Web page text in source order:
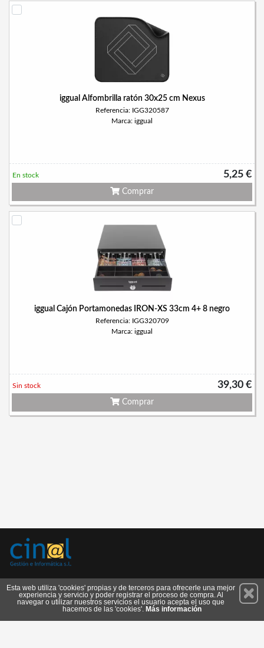
iggual Alfombrilla ratón 30x25 cm Nexus
Referencia: IGG320587
Marca: iggual
5,25 €
En stock
Comprar
iggual Cajón Portamonedas IRON-XS 33cm 4+ 8 negro
Referencia: IGG320709
Marca: iggual
39,30 €
Sin stock
Comprar
Suscríbete
Esta web utiliza 'cookies' propias y de terceros para ofrecerle una mejor
experiencia y servicio y poder registrar el proceso de compra. Al
navegar o utilizar nuestros servicios el usuario acepta el uso que
hacemos de las 'cookies'. Más información